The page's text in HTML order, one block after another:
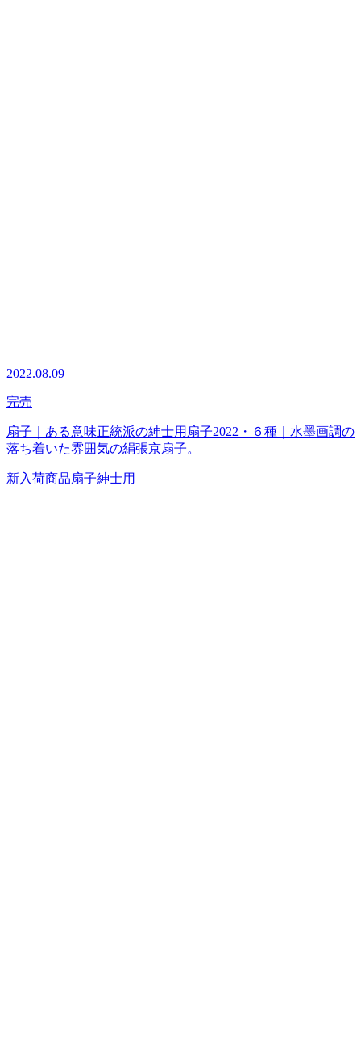
2022.08.09
完売
扇子｜ある意味正統派の紳士用扇子2022・６種｜水墨画調の
落ち着いた雰囲気の絹張京扇子。
新入荷商品扇子紳士用